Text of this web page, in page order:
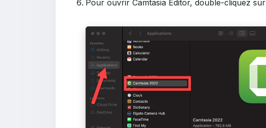
Pour ouvrir Camtasia Editor, double-cliquez sur